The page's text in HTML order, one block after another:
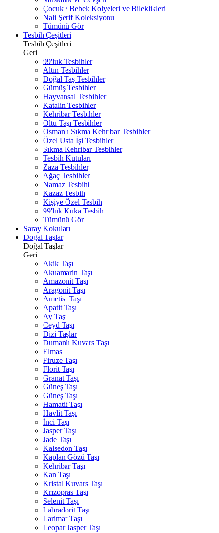
Çocuk / Bebek Kolyeleri ve Bileklikleri
Nali Şerif Koleksiyonu
Tümünü Gör
Tesbih Çeşitleri
Tesbih Çeşitleri
Geri
99'luk Tesbihler
Altın Tesbihler
Doğal Taş Tesbihler
Gümüş Tesbihler
Hayvansal Tesbihler
Katalin Tesbihler
Kehribar Tesbihler
Oltu Taşı Tesbihler
Osmanlı Sıkma Kehribar Tesbihler
Özel Usta İşi Tesbihler
Sıkma Kehribar Tesbihler
Tesbih Kutuları
Zaza Tesbihler
Ağaç Tesbihler
Namaz Tesbihi
Kazaz Tesbih
Kişiye Özel Tesbih
99'luk Kuka Tesbih
Tümünü Gör
Saray Kokuları
Doğal Taşlar
Doğal Taşlar
Geri
Akik Taşı
Akuamarin Taşı
Amazonit Taşı
Aragonit Taşı
Ametist Taşı
Apatit Taşı
Ay Taşı
Ceyd Taşı
Dizi Taşlar
Dumanlı Kuvars Taşı
Elmas
Firuze Taşı
Florit Taşı
Granat Taşı
Güneş Taşı
Güneş Taşı
Hamatit Taşı
Havlit Taşı
İnci Taşı
Jasper Taşı
Jade Taşı
Kalsedon Taşı
Kaplan Gözü Taşı
Kehribar Taşı
Kan Taşı
Kristal Kuvars Taşı
Krizopras Taşı
Selenit Taşı
Labradorit Taşı
Larimar Taşı
Leopar Jasper Taşı